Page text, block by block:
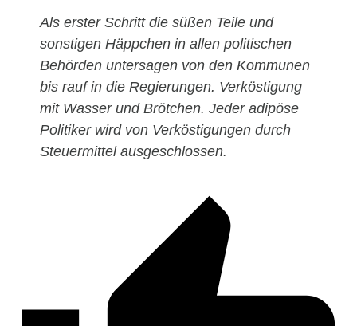
Als erster Schritt die süßen Teile und
sonstigen Häppchen in allen politischen
Behörden untersagen von den Kommunen
bis rauf in die Regierungen. Verköstigung
mit Wasser und Brötchen. Jeder adipöse
Politiker wird von Verköstigungen durch
Steuermittel ausgeschlossen.